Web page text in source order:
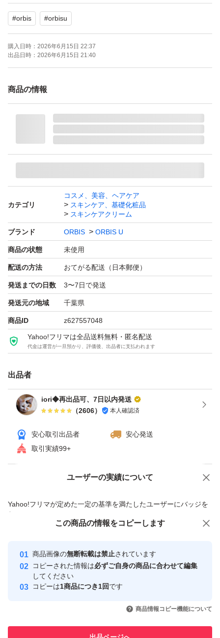
26年6月購入、定価2,970円、商品番号9156。
衛生的にお使いいただけるスパチュラ付きです(スパチュ
ラの色は画像と異なる場合があります)。
厚みがギリギリなため、プチプチ無しで箱のまま封筒に入
れてゆうパケットポストminiにて発送します。
ただける方のご購入をお願いいたします。
発送に変更可能です。
★お値下げはご遠慮ください。
#orbis #orbisu
購入日時： 2026年6月15日 22:37
出品日時： 2026年6月15日 21:40
商品の情報
カテゴリ
コスメ、美容、ヘアケア
スキンケア、基礎化粧品
スキンケアクリーム
ブランド ORBIS ORBIS U
商品の状態 未使用
配送の方法 おてがる配送（日本郵便）
発送までの日数 3〜7日で発送
発送元の地域 千葉県
商品ID z627557048
Yahoo!フリマは全品送料無料・匿名配送
代金は運営が一旦預かり、評価後、出品者に支払われます
出品者
iori◆再出品可、7日以内発送
（2606） 本人確認済
安心取引出品者
安心発送
取引実績99+
ユーザーの実績について
Yahoo!フリマが定めた一定の基準を満たしたユーザーにバッジを
付与しています
安心取引出品者
心・安全なユーザーです
取引実績
引を完了させた実績があります
価格の相談 商品への質問
この商品の情報をコピーします
商品画像の無断転載は禁止されています
コピーされた情報は必ずご自身の商品に合わせて編集
してください
コピーは1商品につき1回です
商品情報コピー機能について
この商品をみている人にオススメ